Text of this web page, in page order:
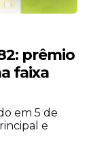
prêmio
faixa
em 5 de
e